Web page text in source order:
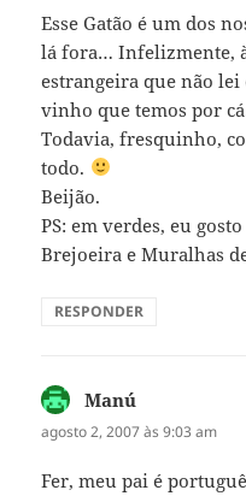
Esse Gatão é um dos
lá fora… Infelizmente,
estrangeira que não
vinho que temos por
Todavia, fresquinho,
todo.
Beijão.
PS: em verdes, eu
Brejoeira e Muralhas
RESPONDER
Manú
agosto 2, 2007 às 9:03 am
Fer, meu pai é